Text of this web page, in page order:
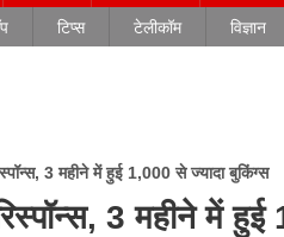
टिप्स टेलीकॉम विज्ञान
3 महीने में हुई 1,000 से ज्यादा बुकिंग्स
3 महीने में